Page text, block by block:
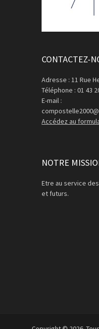
CONTACTEZ-
Adresse : 11 Rue
Téléphone : 01 43
E-mail :
Accédez au
NOTRE
Etre au service
et futurs.